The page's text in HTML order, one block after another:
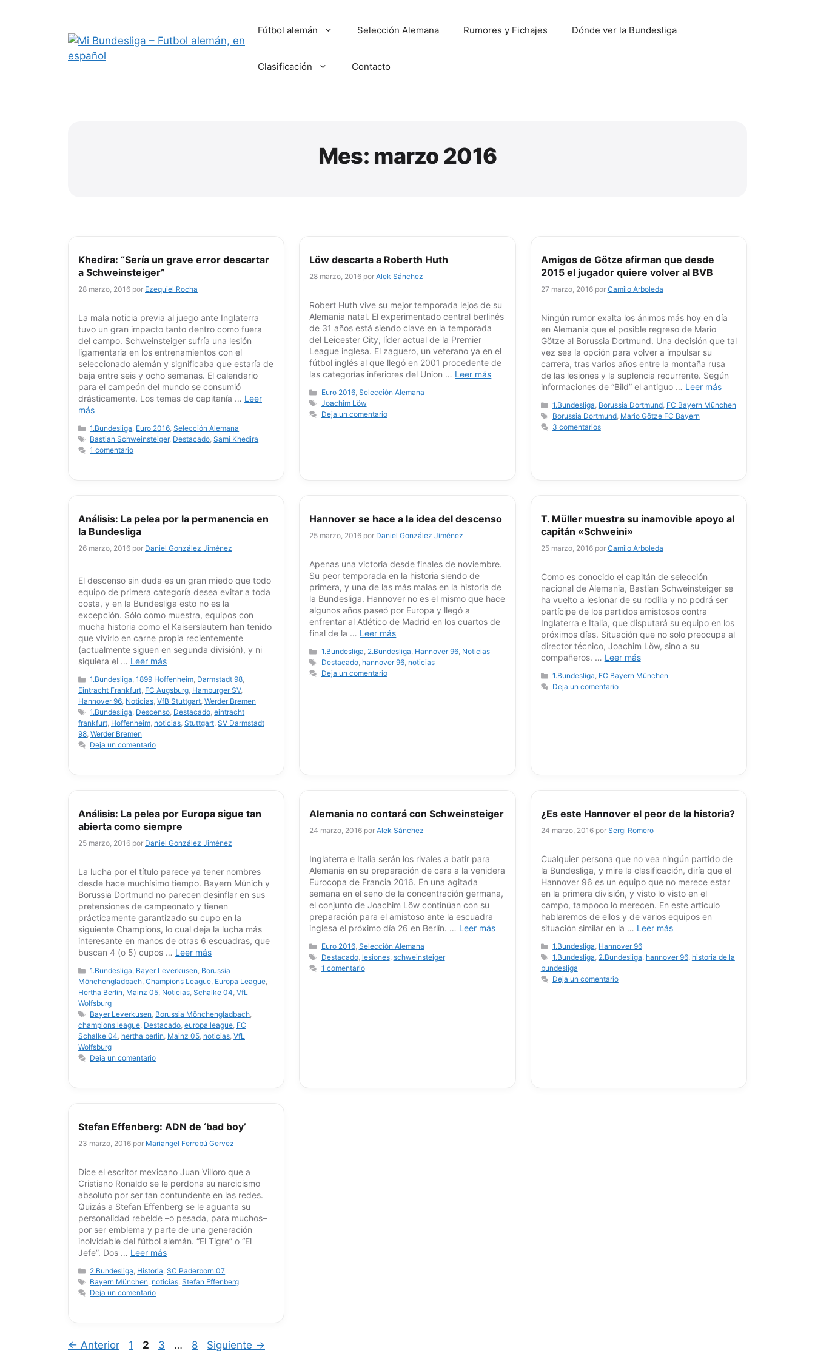
Fútbol alemán Selección Alemana Rumores y Fichajes Dónde ver la Bundesliga
Clasificación Contacto
Mes: marzo 2016
Khedira: “Sería un grave error descartar
a Schweinsteiger”
28 marzo, 2016 por Ezequiel Rocha
La mala noticia previa al juego ante Inglaterra
tuvo un gran impacto tanto dentro como fuera
del campo. Schweinsteiger sufría una lesión
ligamentaria en los entrenamientos con el
seleccionado alemán y significaba que estaría de
baja entre seis y ocho semanas. El calendario
para el campeón del mundo se consumió
drásticamente. Los temas de capitanía … Leer
más
Categorías
1.Bundesliga, Euro 2016,Selección Alemana
Etiquetas
Bastian Schweinsteiger, Destacado,Sami Khedira
1 comentario
Löw descarta a Roberth Huth
28 marzo, 2016 porAlek Sánchez
Robert Huth vive su mejor temporada lejos de su
Alemania natal. El experimentado central berlinés
de 31 años está siendo clave en la temporada
del Leicester City, líder actual de la Premier
League inglesa. El zaguero, un veterano ya en el
fútbol inglés al que llegó en 2001 procedente de
las categorías inferiores del Union … Leer más
Categorías
Euro 2016, Selección Alemana
Etiquetas
Joachim Löw
Deja un comentario
Amigos de Götze afirman que desde
2015 el jugador quiere volver al BVB
27 marzo, 2016 por Camilo Arboleda
Ningún rumor exalta los ánimos más hoy en día
en Alemania que el posible regreso de Mario
Götze al Borussia Dortmund. Una decisión que tal
vez sea la opción para volver a impulsar su
carrera, tras varios años entre la montaña rusa
de las lesiones y la suplencia recurrente. Según
informaciones de “Bild” el antiguo … Leer más
Categorías
1.Bundesliga, Borussia Dortmund, FC Bayern München
Etiquetas
Borussia Dortmund, Mario Götze FC Bayern
3 comentarios
Análisis: La pelea por la permanencia en
la Bundesliga
26 marzo, 2016 por Daniel González Jiménez
El descenso sin duda es un gran miedo que todo
equipo de primera categoría desea evitar a toda
costa, y en la Bundesliga esto no es la
excepción. Sólo como muestra, equipos con
mucha historia como el Kaiserslautern han tenido
que vivirlo en carne propia recientemente
(actualmente siguen en segunda división), y ni
siquiera el … Leer más
Categorías
1.Bundesliga,1899 Hoffenheim, Darmstadt 98,
Eintracht Frankfurt, FC Augsburg, Hamburger SV,
Hannover 96, Noticias, VfB Stuttgart, Werder Bremen
Etiquetas
1.Bundesliga, Descenso, Destacado,eintracht
frankfurt, Hoffenheim, noticias, Stuttgart, SV Darmstadt
98, Werder Bremen
Deja un comentario
Hannover se hace a la idea del descenso
25 marzo, 2016 por Daniel González Jiménez
Apenas una victoria desde finales de noviembre.
Su peor temporada en la historia siendo de
primera, y una de las más malas en la historia de
la Bundesliga. Hannover no es el mismo que hace
algunos años paseó por Europa y llegó a
enfrentar al Atlético de Madrid en los cuartos de
final de la … Leer más
Categorías
1.Bundesliga, 2.Bundesliga, Hannover 96, Noticias
Etiquetas
Destacado, hannover 96, noticias
Deja un comentario
T. Müller muestra su inamovible apoyo al
capitán «Schweini»
25 marzo, 2016 por Camilo Arboleda
Como es conocido el capitán de selección
nacional de Alemania, Bastian Schweinsteiger se
ha vuelto a lesionar de su rodilla y no podrá ser
partícipe de los partidos amistosos contra
Inglaterra e Italia, que disputará su equipo en los
próximos días. Situación que no solo preocupa al
director técnico, Joachim Löw, sino a su
compañeros. … Leer más
Categorías
1.Bundesliga, FC Bayern München
Deja un comentario
Análisis: La pelea por Europa sigue tan
abierta como siempre
25 marzo, 2016 por Daniel González Jiménez
La lucha por el título parece ya tener nombres
desde hace muchísimo tiempo. Bayern Múnich y
Borussia Dortmund no parecen desinflar en sus
pretensiones de campeonato y tienen
prácticamente garantizado su cupo en la
siguiente Champions, lo cual deja la lucha más
interesante en manos de otras 6 escuadras, que
buscan 4 (o 5) cupos … Leer más
Categorías
1.Bundesliga, Bayer Leverkusen, Borussia
Mönchengladbach, Champions League, Europa League,
Hertha Berlin, Mainz 05, Noticias, Schalke 04, VfL
Wolfsburg
Etiquetas
Bayer Leverkusen, Borussia Mönchengladbach,
champions league, Destacado, europa league, FC
Schalke 04, hertha berlin, Mainz 05, noticias, VfL
Wolfsburg
Deja un comentario
Alemania no contará con Schweinsteiger
24 marzo, 2016 porAlek Sánchez
Inglaterra e Italia serán los rivales a batir para
Alemania en su preparación de cara a la venidera
Eurocopa de Francia 2016. En una agitada
semana en el seno de la concentración germana,
el conjunto de Joachim Löw continúan con su
preparación para el amistoso ante la escuadra
inglesa el próximo día 26 en Berlín. … Leer más
Categorías
Euro 2016, Selección Alemana
Etiquetas
Destacado, lesiones, schweinsteiger
1 comentario
¿Es este Hannover el peor de la historia?
24 marzo, 2016 por Sergi Romero
Cualquier persona que no vea ningún partido de
la Bundesliga, y mire la clasificación, diría que el
Hannover 96 es un equipo que no merece estar
en la primera división, y visto lo visto en el
campo, tampoco lo merecen. En este articulo
hablaremos de ellos y de varios equipos en
situación similar en la … Leer más
Categorías
1.Bundesliga, Hannover 96
Etiquetas
1.Bundesliga, 2.Bundesliga, hannover 96, historia de la
bundesliga
Deja un comentario
Stefan Effenberg: ADN de ‘bad boy’
23 marzo, 2016 por Mariangel Ferrebú Gervez
Dice el escritor mexicano Juan Villoro que a
Cristiano Ronaldo se le perdona su narcicismo
absoluto por ser tan contundente en las redes.
Quizás a Stefan Effenberg se le aguanta su
personalidad rebelde –o pesada, para muchos–
por ser emblema y parte de una generación
inolvidable del fútbol alemán. “El Tigre” o “El
Jefe”. Dos … Leer más
Categorías
2.Bundesliga, Historia,SC Paderborn 07
Etiquetas
Bayern München, noticias,Stefan Effenberg
Deja un comentario
← Anterior Página
1 Página
2 Página
3 … Página
8 Siguiente →